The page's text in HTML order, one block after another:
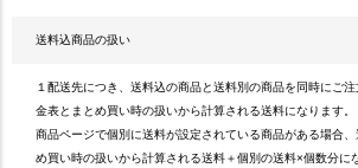
送料込商品の扱い
１配送先につき、送料込の商品と送料別の商品を同時にご
金表とまとめ買い時の扱いから計算される送料になります。
商品ページで個別に送料が設定されている商品がある場合
め買い時の扱いから計算される送料＋個別の送料×個数分に